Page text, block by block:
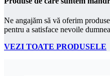
Ne angajăm să vă oferim
pentru a satisface nevoile
VEZI TOATE PRODUSELE